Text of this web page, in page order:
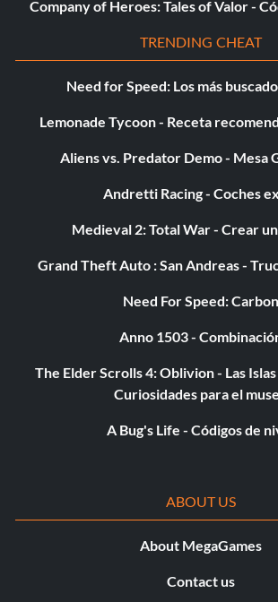
Company of Heroes: Tales of Valor -
TRENDING CHEAT
Need for Speed: Los más
Lemonade Tycoon - Receta
Aliens vs. Predator Demo - Mesa
Andretti Racing - Coches
Medieval 2: Total War - Crear
Grand Theft Auto : San Andreas -
Need For Speed: Carbon
Anno 1503 -
The Elder Scrolls 4: Oblivion - Las
Curiosidades para el
A Bug's Life - Códigos de
ABOUT US
About MegaGames
Contact us